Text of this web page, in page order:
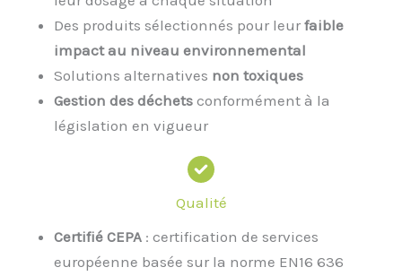
Des produits sélectionnés pour leur faible
impact au niveau environnemental
Solutions alternatives non toxiques
Gestion des déchets conformément à la
législation en vigueur
Qualité
Certifié CEPA : certification de services
européenne basée sur la norme EN16 636